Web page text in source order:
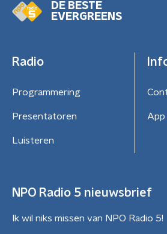
DE BESTE
EVERGREENS
Radio
Programmering
Presentatoren
Luisteren
NPO Radio 5 nieuwsbrief
Ik wil niks missen van NPO Radio 5!